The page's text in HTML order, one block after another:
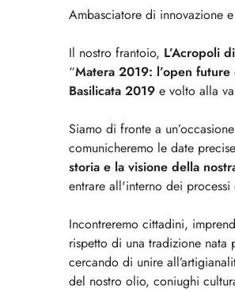
Ambasciatore di innovazione
Il nostro frantoio, L’Acropoli
“Matera 2019: l’open
Basilicata 2019 e volto alla
Siamo di fronte a
comunicheremo le date
storia e la visione della
entrare all'interno dei
Incontreremo cittadini,
rispetto di una tradizione
cercando di unire
del nostro olio, coniughi